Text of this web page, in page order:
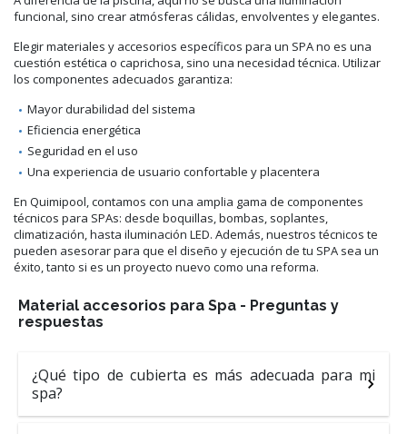
funcional, sino crear atmósferas cálidas, envolventes y elegantes.
Elegir materiales y accesorios específicos para un SPA no es una
cuestión estética o caprichosa, sino una necesidad técnica. Utilizar
los componentes adecuados garantiza:
Mayor durabilidad del sistema
Eficiencia energética
Seguridad en el uso
Una experiencia de usuario confortable y placentera
En Quimipool, contamos con una amplia gama de componentes
técnicos para SPAs: desde boquillas, bombas, soplantes,
climatización, hasta iluminación LED. Además, nuestros técnicos te
pueden asesorar para que el diseño y ejecución de tu SPA sea un
éxito, tanto si es un proyecto nuevo como una reforma.
Material accesorios para Spa - Preguntas y
respuestas
¿Qué tipo de cubierta es más adecuada para mi
spa?